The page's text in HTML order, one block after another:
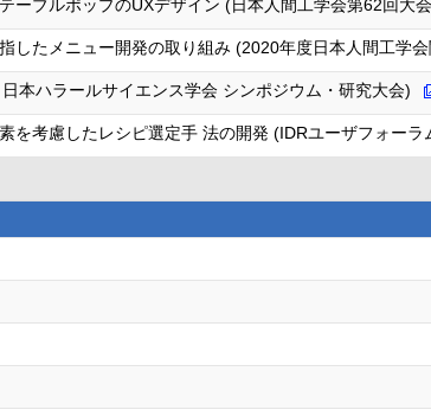
ーブルポップのUXデザイン (日本人間工学会第62回大
したメニュー開発の取り組み (2020年度日本人間工学
本ハラールサイエンス学会 シンポジウム・研究大会)
を考慮したレシピ選定手 法の開発 (IDRユーザフォーラ